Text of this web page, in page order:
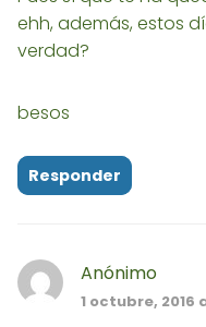
ehh, además, estos
verdad?
besos
Responder
Anónimo
1 octubre, 2016